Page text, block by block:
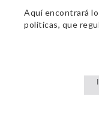
Aquí encontrará
políticas, que